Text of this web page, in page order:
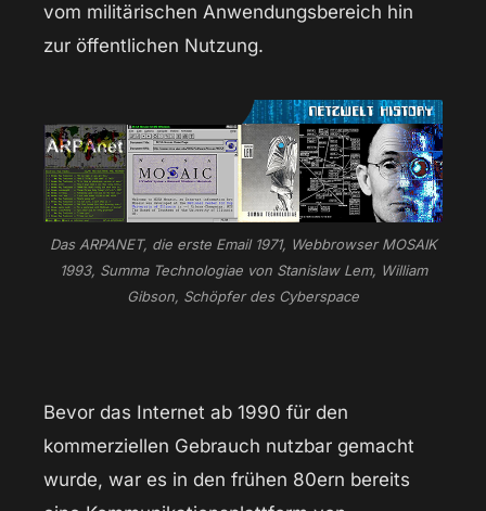
vom militärischen Anwendungsbereich hin
zur öffentlichen Nutzung.
Das ARPANET, die erste Email 1971, Webbrowser MOSAIK
1993, Summa Technologiae von Stanislaw Lem, William
Gibson, Schöpfer des Cyberspace
Bevor das Internet ab 1990 für den
kommerziellen Gebrauch nutzbar gemacht
wurde, war es in den frühen 80ern bereits